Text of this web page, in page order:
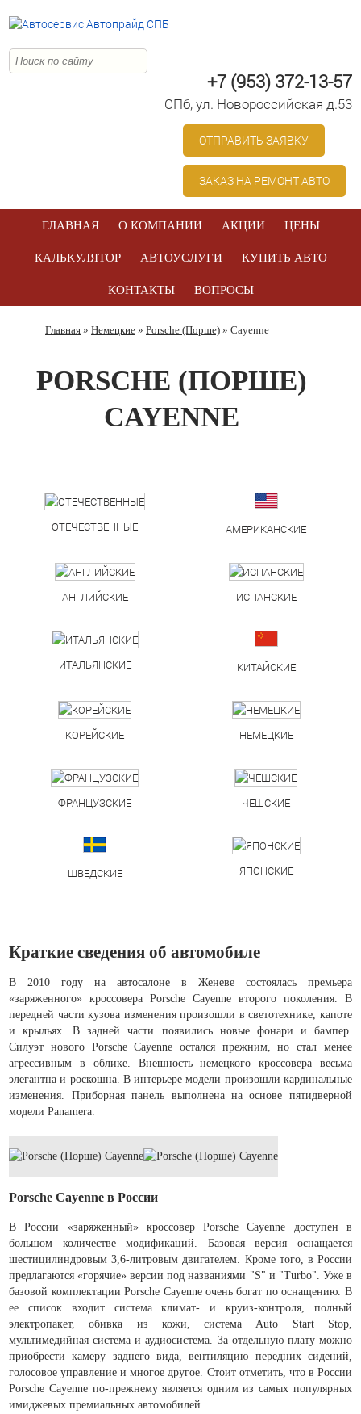
+7 (953) 372-13-57
СПб, ул. Новоросcийская д.53
ОТПРАВИТЬ ЗАЯВКУ
ЗАКАЗ НА РЕМОНТ АВТО
ГЛАВНАЯ О КОМПАНИИ АКЦИИ ЦЕНЫ
КАЛЬКУЛЯТОР АВТОУСЛУГИ КУПИТЬ АВТО
КОНТАКТЫ ВОПРОСЫ
Главная » Немецкие » Porsche (Порше) » Cayenne
PORSCHE (ПОРШЕ)
CAYENNE
ОТЕЧЕСТВЕННЫЕ АМЕРИКАНСКИЕ
АНГЛИЙСКИЕ ИСПАНСКИЕ
ИТАЛЬЯНСКИЕ КИТАЙСКИЕ
КОРЕЙСКИЕ НЕМЕЦКИЕ
ФРАНЦУЗСКИЕ ЧЕШСКИЕ
ШВЕДСКИЕ ЯПОНСКИЕ
Краткие сведения об автомобиле
В 2010 году на автосалоне в Женеве состоялась премьера
«заряженного» кроссовера Porsche Cayenne второго поколения. В
передней части кузова изменения произошли в светотехнике, капоте
и крыльях. В задней части появились новые фонари и бампер.
Силуэт нового Porsche Cayenne остался прежним, но стал менее
агрессивным в облике. Внешность немецкого кроссовера весьма
элегантна и роскошна. В интерьере модели произошли кардинальные
изменения. Приборная панель выполнена на основе пятидверной
модели Panamera.
Porsche Cayenne в России
В России «заряженный» кроссовер Porsche Cayenne доступен в
большом количестве модификаций. Базовая версия оснащается
шестицилиндровым 3,6-литровым двигателем. Кроме того, в России
предлагаются «горячие» версии под названиями "S" и "Turbo". Уже в
базовой комплектации Porsche Cayenne очень богат по оснащению. В
ее список входит система климат- и круиз-контроля, полный
электропакет, обивка из кожи, система Auto Start Stop,
мультимедийная система и аудиосистема. За отдельную плату можно
приобрести камеру заднего вида, вентиляцию передних сидений,
голосовое управление и многое другое. Стоит отметить, что в России
Porsche Cayenne по-прежнему является одним из самых популярных
имиджевых премиальных автомобилей.